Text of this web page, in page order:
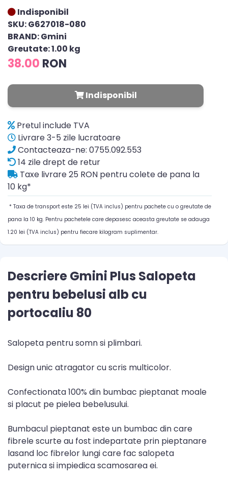
Indisponibil
SKU: G627018-080
BRAND: Gmini
Greutate: 1.00 kg
38.00 RON
Indisponibil
Pretul include TVA
Livrare 3-5 zile lucratoare
Contacteaza-ne: 0755.092.553
14 zile drept de retur
Taxe livrare 25 RON pentru colete de pana la
10 kg*
* Taxa de transport este 25 lei (TVA inclus) pentru pachete cu o greutate de
pana la 10 kg. Pentru pachetele care depasesc aceasta greutate se adauga
1.20 lei (TVA inclus) pentru fiecare kilogram suplimentar.
Descriere Gmini Plus Salopeta
pentru bebelusi alb cu
portocaliu 80
Salopeta pentru somn si plimbari.
Design unic atragator cu scris multicolor.
Confectionata 100% din bumbac pieptanat moale
si placut pe pielea bebelusului.
Bumbacul pieptanat este un bumbac din care
fibrele scurte au fost indepartate prin pieptanare
lasand loc fibrelor lungi care fac salopeta
puternica si impiedica scamosarea ei.